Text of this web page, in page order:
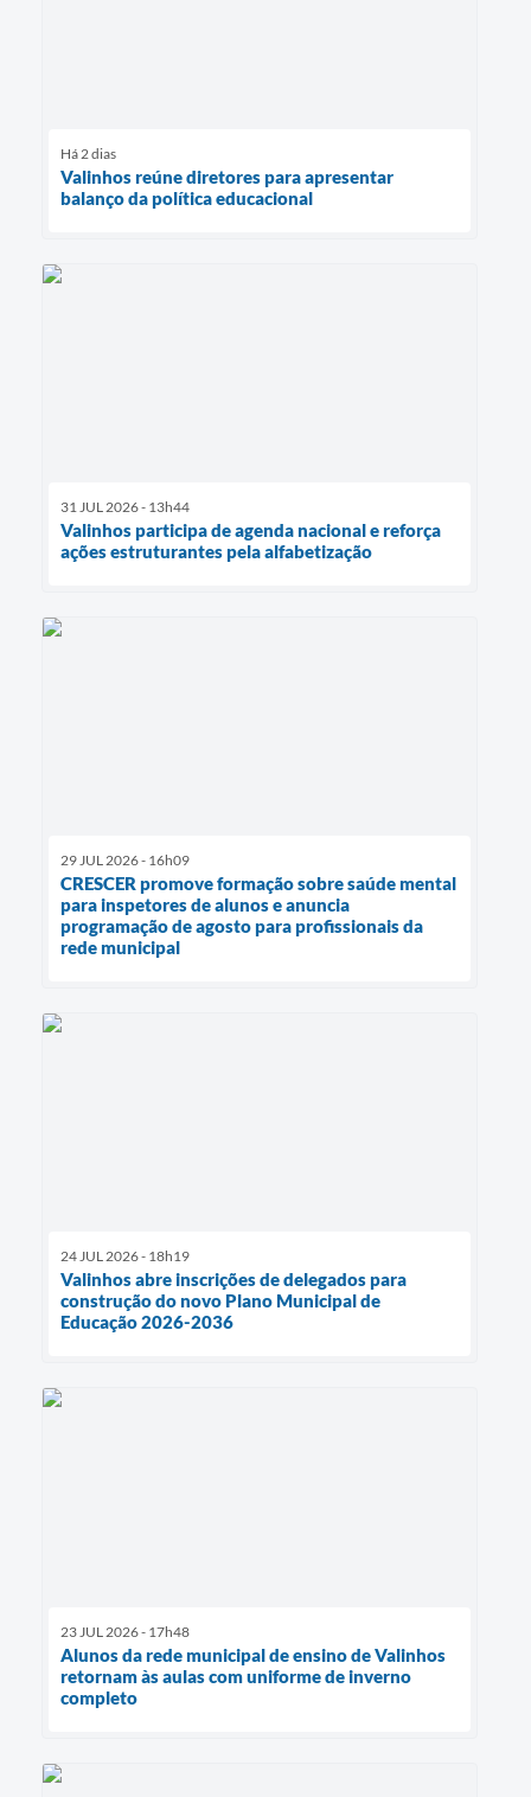
Há 2 dias
Valinhos reúne diretores para apresentar
balanço da política educacional
31 JUL 2026 - 13h44
Valinhos participa de agenda nacional e reforça
ações estruturantes pela alfabetização
29 JUL 2026 - 16h09
CRESCER promove formação sobre saúde mental
para inspetores de alunos e anuncia
programação de agosto para profissionais da
rede municipal
24 JUL 2026 - 18h19
Valinhos abre inscrições de delegados para
construção do novo Plano Municipal de
Educação 2026-2036
23 JUL 2026 - 17h48
Alunos da rede municipal de ensino de Valinhos
retornam às aulas com uniforme de inverno
completo